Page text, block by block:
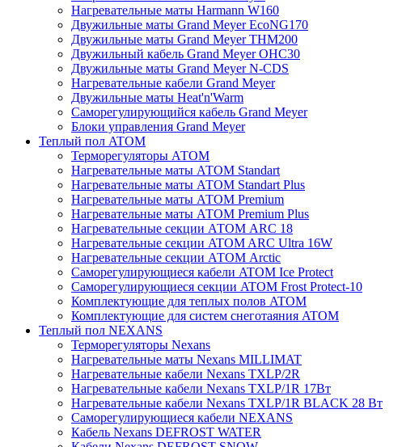
Нагревательные маты Harmann W160
Двужильные маты Grand Meyer EcoNG170
Двужильные маты Grand Meyer THM200
Двужильный кабель Grand Meyer OHC30
Двужильные маты Grand Meyer N-CDS
Нагревательные кабели Grand Meyer
Двужильные маты Heat'n'Warm
Саморегулирующийся кабель Grand Meyer
Блоки управления Grand Meyer
Теплый пол ATOM
Терморегуляторы АТОМ
Нагревательные маты АТОМ Standart
Нагревательные маты АТОМ Standart Plus
Нагревательные маты АТОМ Premium
Нагревательные маты АТОМ Premium Plus
Нагревательные секции АТОМ ARC 18
Нагревательные секции ATOM ARC Ultra 16W
Нагревательные секции АТОМ Arctic
Саморегулирующиеся кабели ATOM Ice Protect
Саморегулирующиеся секции ATOM Frost Protect-10
Комплектующие для теплых полов ATOM
Комплектующие для систем снеготаяния ATOM
Теплый пол NEXANS
Терморегуляторы Nexans
Нагревательные маты Nexans MILLIMAT
Нагревательные кабели Nexans TXLP/2R
Нагревательные кабели Nexans TXLP/1R 17Вт
Нагревательные кабели Nexans TXLP/1R BLACK 28 Вт
Саморегулирующиеся кабели NEXANS
Кабель Nexans DEFROST WATER